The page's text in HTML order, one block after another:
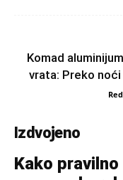
Komad
vrata: Preko
Izdvojeno
Kako